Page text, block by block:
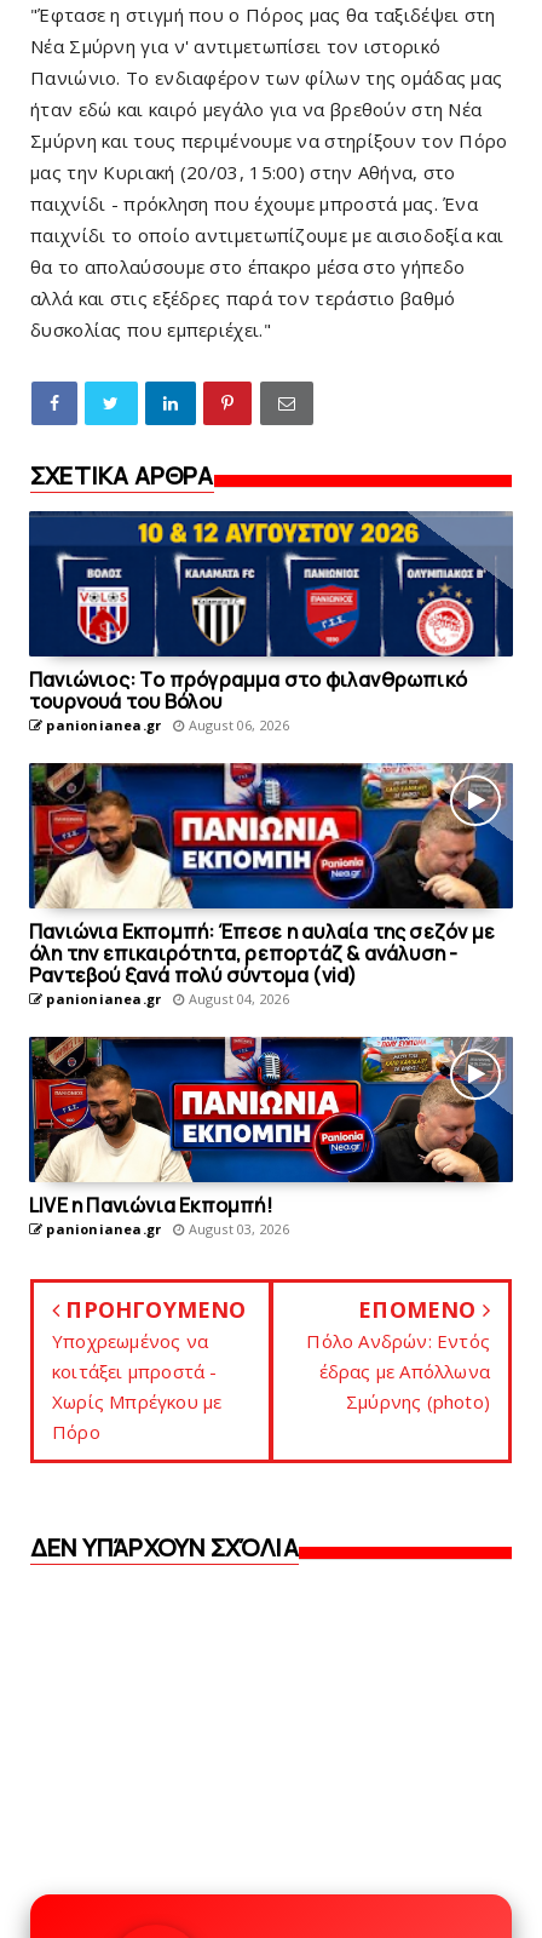
"Έφτασε η στιγμή που ο Πόρος μας θα ταξιδέψει στη
Νέα Σμύρνη για ν' αντιμετωπίσει τον ιστορικό
Πανιώνιο. Το ενδιαφέρον των φίλων της ομάδας μας
ήταν εδώ και καιρό μεγάλο για να βρεθούν στη Νέα
Σμύρνη και τους περιμένουμε να στηρίξουν τον Πόρο
μας την Κυριακή (20/03, 15:00) στην Αθήνα, στο
παιχνίδι - πρόκληση που έχουμε μπροστά μας. Ένα
παιχνίδι το οποίο αντιμετωπίζουμε με αισιοδοξία και
θα το απολαύσουμε στο έπακρο μέσα στο γήπεδο
αλλά και στις εξέδρες παρά τον τεράστιο βαθμό
δυσκολίας που εμπεριέχει."
ΣΧΕΤΙΚΑ ΑΡΘΡΑ
Πανιώνιoς: Tο πρόγραμμα στο φιλανθρωπικό
τουρνουά του Bόλου
panionianea.gr August 06, 2026
Πανιώνια Εκπομπή: Έπεσε η αυλαία της σεζόν με
όλη την επικαιρότητα, ρεπορτάζ & ανάλυση -
Ραντεβού ξανά πολύ σύντομα (vid)
panionianea.gr August 04, 2026
LIVE η Πανιώνια Εκπομπή!
panionianea.gr August 03, 2026
ΠΡΟΗΓΟΥΜΕΝΟ
Υποχρεωμένος να
κοιτάξει μπροστά -
Χωρίς Μπρέγκου με
Πόρo
ΕΠΟΜΕΝΟ
Πόλο Ανδρών: Εντός
έδρας με Απόλλωνα
Σμύρνης (photo)
ΔΕΝ ΥΠΆΡΧΟΥΝ ΣΧΌΛΙΑ